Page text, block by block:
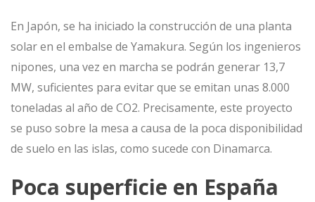
En Japón, se ha iniciado la construcción de una planta
solar en el embalse de Yamakura. Según los ingenieros
nipones, una vez en marcha se podrán generar 13,7
MW, suficientes para evitar que se emitan unas 8.000
toneladas al año de CO2. Precisamente, este proyecto
se puso sobre la mesa a causa de la poca disponibilidad
de suelo en las islas, como sucede con Dinamarca.
Poca superficie en España